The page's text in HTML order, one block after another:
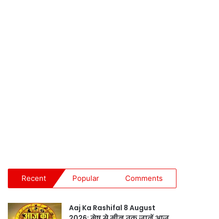
Recent Popular Comments
Aaj Ka Rashifal 8 August